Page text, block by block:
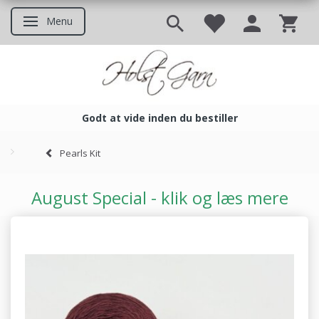
Skifte navigation
Menu
Godt at vide inden du bestiller
Pearls Kit
August Special - klik og læs mere